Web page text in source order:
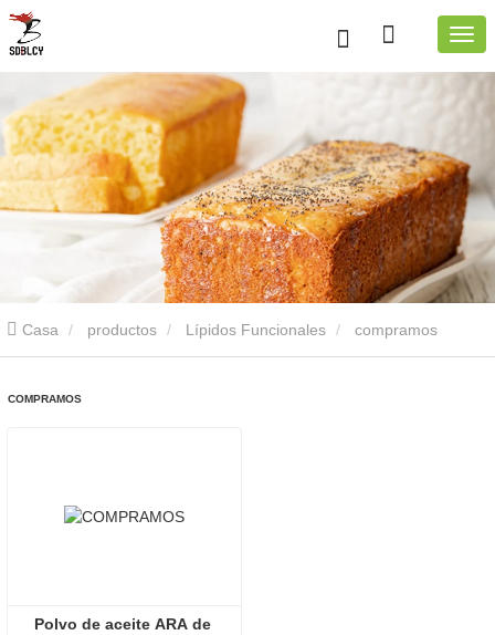
Casa productos Lípidos Funcionales compramos
COMPRAMOS
Polvo de aceite ARA de